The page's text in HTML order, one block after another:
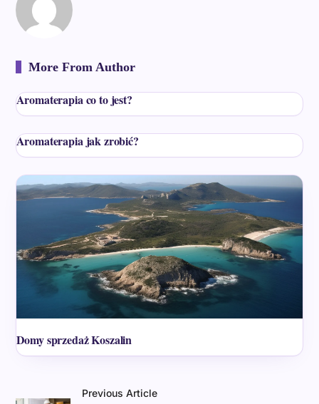
More From Author
Aromaterapia co to jest?
Aromaterapia jak zrobić?
Domy sprzedaż Koszalin
Previous Article